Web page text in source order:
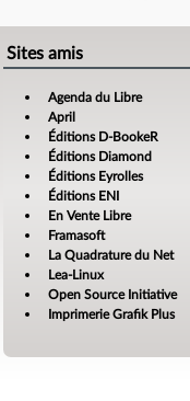
Sites amis
Agenda du Libre
April
Éditions D-BookeR
Éditions Diamond
Éditions Eyrolles
Éditions ENI
En Vente Libre
Framasoft
La Quadrature du Net
Lea-Linux
Open Source Initiative
Imprimerie Grafik Plus